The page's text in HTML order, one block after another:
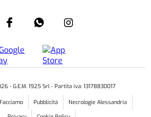
- G.E.M. 1925 Srl - Partita iva: 13178830017
Pubblicità
Necrologie Alessandria